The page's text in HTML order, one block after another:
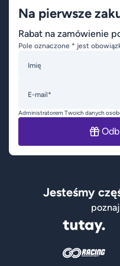
Na pierwsze
Rabat na zamówienie
Pole oznaczone * jest
Imię
E-mail*
Administratorem Twoich danych
Jesteśmy